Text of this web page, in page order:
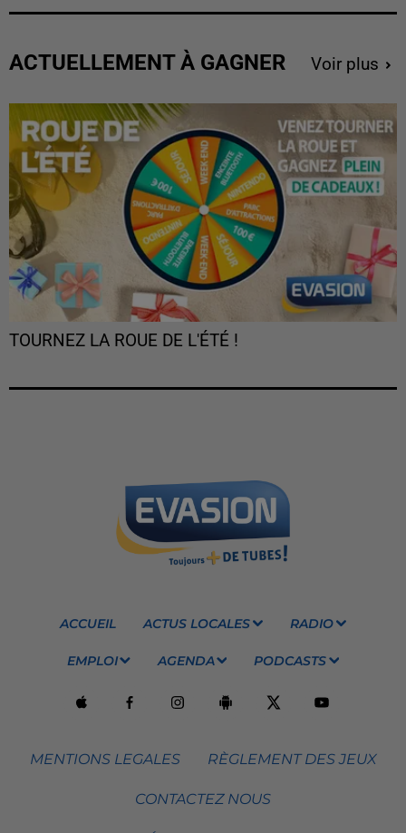
ACTUELLEMENT À GAGNER Voir plus
TOURNEZ LA ROUE DE L'ÉTÉ !
ACCUEIL ACTUS LOCALES RADIO
EMPLOI AGENDA PODCASTS
MENTIONS LEGALES RÈGLEMENT DES JEUX
CONTACTEZ NOUS